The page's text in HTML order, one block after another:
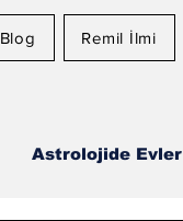
Blog Remil İlmi
Astrolojide Evler